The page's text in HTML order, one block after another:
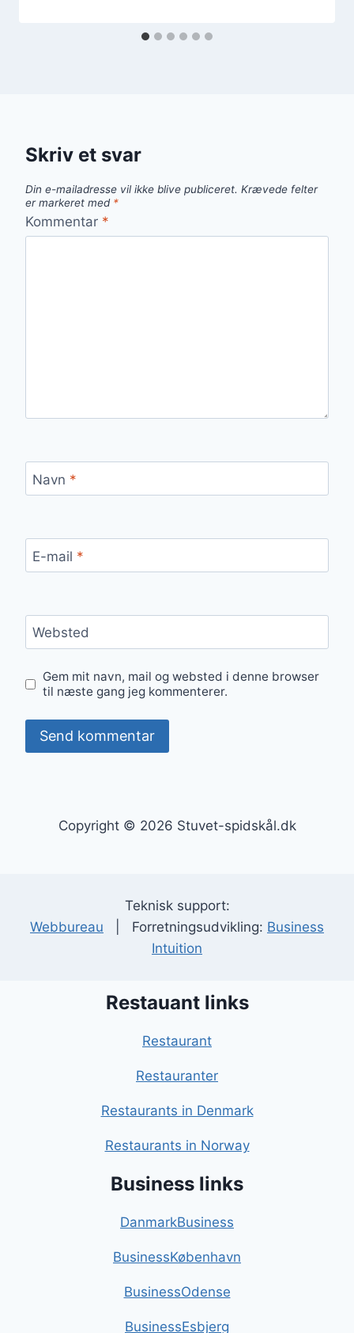
Skriv et svar
Din e-mailadresse vil ikke blive publiceret. Krævede felter
er markeret med *
Kommentar *
Navn *
E-mail *
Websted
Gem mit navn, mail og websted i denne browser
til næste gang jeg kommenterer.
Copyright © 2026 Stuvet-spidskål.dk
Teknisk support:
Webbureau | Forretningsudvikling: Business
Intuition
Restauant links
Restaurant
Restauranter
Restaurants in Denmark
Restaurants in Norway
Business links
DanmarkBusiness
BusinessKøbenhavn
BusinessOdense
BusinessEsbjerg